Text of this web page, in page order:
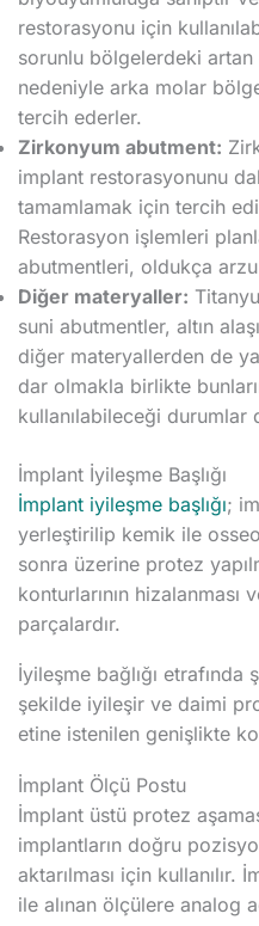
restorasyonu için
sorunlu bölgelerdeki
nedeniyle arka molar
tercih ederler.
Zirkonyum abutment:
implant restorasyonunu
tamamlamak için tercih
Restorasyon işlemleri
abutmentleri, oldukça
Diğer materyaller:
suni abutmentler, altın
diğer materyallerden de
dar olmakla birlikte
kullanılabileceği durumlar
İmplant İyileşme Başlığı
İmplant iyileşme başlığı;
yerleştirilip kemik ile
sonra üzerine protez
konturlarının hizalanması
parçalardır.
İyileşme bağlığı etrafında
şekilde iyileşir ve daimi
etine istenilen genişlikte
İmplant Ölçü Postu
İmplant üstü protez
implantların doğru
aktarılması için
ile alınan ölçülere analog